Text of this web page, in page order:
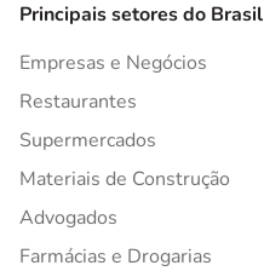
Principais setores do Brasil
Empresas e Negócios
Restaurantes
Supermercados
Materiais de Construção
Advogados
Farmácias e Drogarias